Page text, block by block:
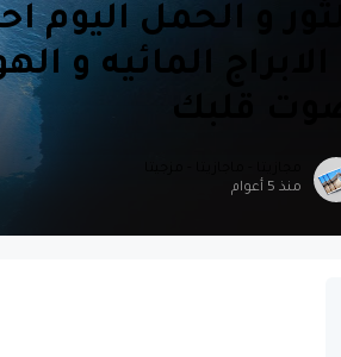
الثور و الحمل اليوم
و الابراج المائيه و
منذ 5 أعوام